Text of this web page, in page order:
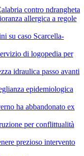
contro ndrangheta
allergica a regole
su caso Scarcella-
di logopedia per
idraulica passo avanti
epidemiologica
ha abbandonato ex
per conflittualità
prezioso intervento